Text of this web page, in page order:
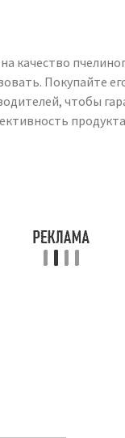
качество
Покупайте
чтобы